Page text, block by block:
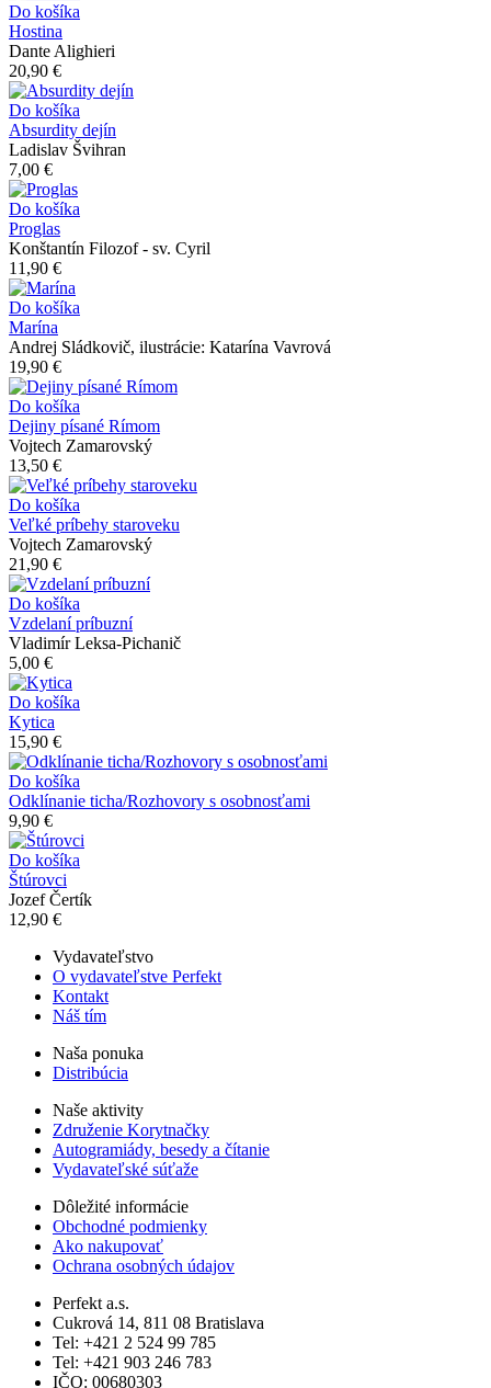
Do košíka
Hostina
Dante Alighieri
20,90 €
Do košíka
Absurdity dejín
Ladislav Švihran
7,00 €
Do košíka
Proglas
Konštantín Filozof - sv. Cyril
11,90 €
Do košíka
Marína
Andrej Sládkovič, ilustrácie: Katarína Vavrová
19,90 €
Do košíka
Dejiny písané Rímom
Vojtech Zamarovský
13,50 €
Do košíka
Veľké príbehy staroveku
Vojtech Zamarovský
21,90 €
Do košíka
Vzdelaní príbuzní
Vladimír Leksa-Pichanič
5,00 €
Do košíka
Kytica
15,90 €
Do košíka
Odklínanie ticha/Rozhovory s osobnosťami
9,90 €
Do košíka
Štúrovci
Jozef Čertík
12,90 €
Vydavateľstvo
O vydavateľstve Perfekt
Kontakt
Náš tím
Naša ponuka
Distribúcia
Naše aktivity
Združenie Korytnačky
Autogramiády, besedy a čítanie
Vydavateľské súťaže
Dôležité informácie
Obchodné podmienky
Ako nakupovať
Ochrana osobných údajov
Perfekt a.s.
Cukrová 14, 811 08 Bratislava
Tel: +421 2 524 99 785
Tel: +421 903 246 783
IČO: 00680303